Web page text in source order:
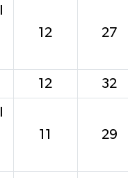
12 27
12 32
11 29